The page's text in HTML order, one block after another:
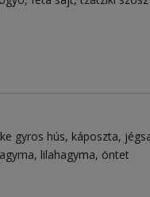
gyros hús káposzta
lilahagyma öntet